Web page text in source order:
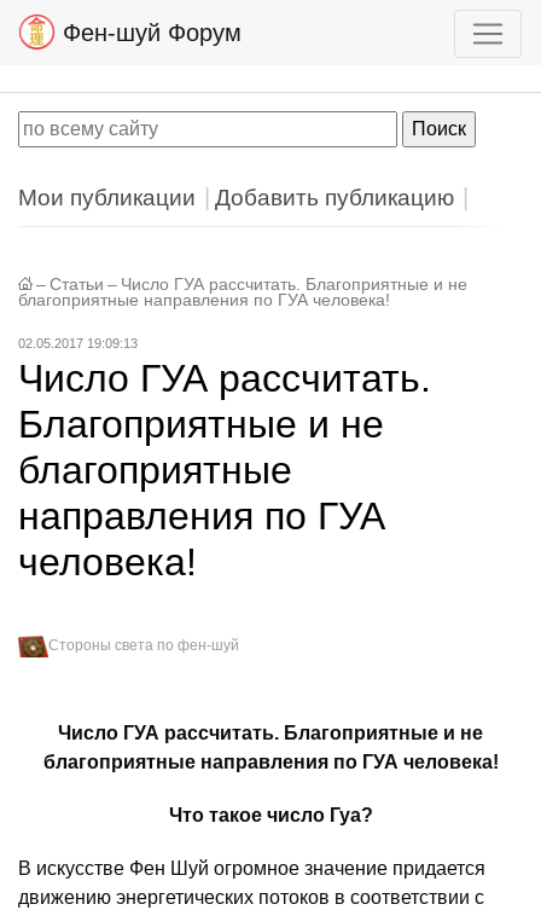
Фен-шуй Форум
Мои публикации Добавить публикацию
– Статьи – Число ГУА рассчитать. Благоприятные и не
благоприятные направления по ГУА человека!
02.05.2017 19:09:13
Число ГУА рассчитать.
Благоприятные и не
благоприятные
направления по ГУА
человека!
Стороны света по фен-шуй
Число ГУА рассчитать. Благоприятные и не
благоприятные направления по ГУА человека!
Что такое число Гуа?
В искусстве Фен Шуй огромное значение придается
движению энергетических потоков в соответствии с